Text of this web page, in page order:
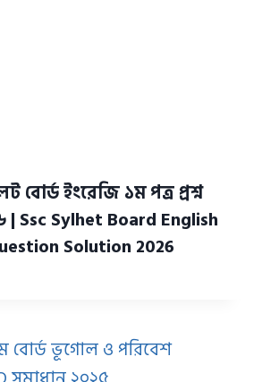
বোর্ড ইংরেজি ১ম পত্র প্রশ্ন
| Ssc Sylhet Board English
Solution 2026